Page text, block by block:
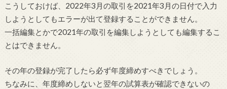
こうしておけば、2022年3月の取引を2021年3月の日付で入力
しようとしてもエラーが出て登録することができません。
一括編集とかで2021年の取引を編集しようとしても編集するこ
とはできません。
その年の登録が完了したら必ず年度締めすべきでしょう。
ちなみに、年度締めしないと翌年の試算表が確認できないの